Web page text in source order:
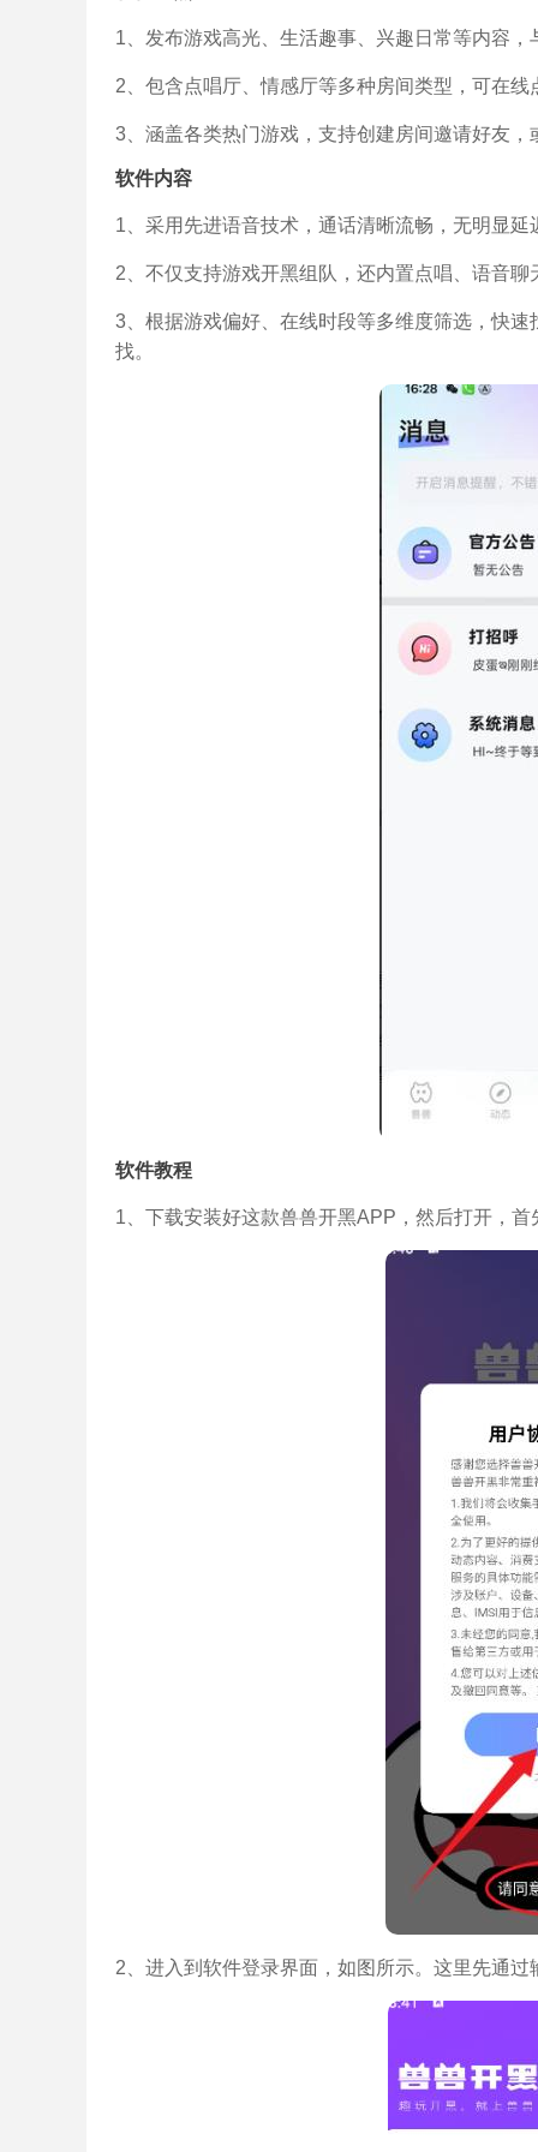
1、发布游戏高光、生活趣事、兴趣日常等内容
2、包含点唱厅、情感厅等多种房间类型，可在
3、涵盖各类热门游戏，支持创建房间邀请好友
软件内容
1、采用先进语音技术，通话清晰流畅，无明显
2、不仅支持游戏开黑组队，还内置点唱、语音
3、根据游戏偏好、在线时段等多维度筛选，快
找。
软件教程
1、下载安装好这款兽兽开黑APP，然后打开，
2、进入到软件登录界面，如图所示。这里先通